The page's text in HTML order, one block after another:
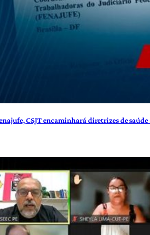
CSJT encaminhará diretrizes de